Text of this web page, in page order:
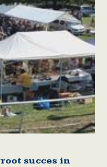
succes in